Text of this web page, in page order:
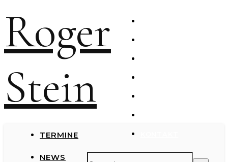
Roger
Stein
TERMINE
NEWS